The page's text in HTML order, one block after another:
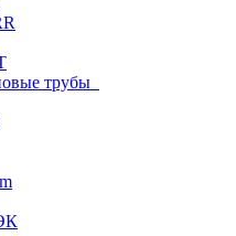
трубы